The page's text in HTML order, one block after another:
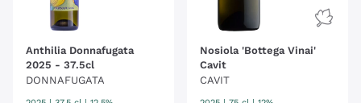
Anthilia Donnafugata
2025 - 37.5cl
DONNAFUGATA
Nosiola 'Bottega Vinai'
Cavit
CAVIT